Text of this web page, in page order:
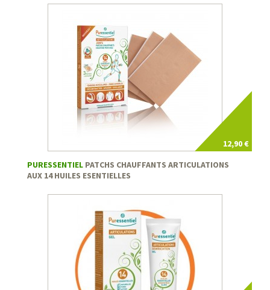
12,90 €
PURESSENTIEL PATCHS CHAUFFANTS ARTICULATIONS
AUX 14 HUILES ESENTIELLES